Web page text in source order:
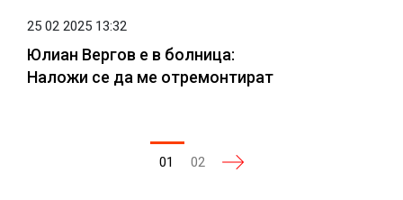
25 02 2025 13:32
Юлиан Вергов е в болница:
Наложи се да ме отремонтират
01 02